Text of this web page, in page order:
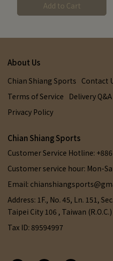
Add to Cart
About Us
Chian Shiang Sports Contact
Terms of Service
Delivery Q&A
Privacy Policy
Chian Shiang Sports
Customer Service Hotline:
Customer service hour: Mon-
Email:
Address: 1F., No. 45, Ln. 151,
Taipei City 106 , Taiwan (R.O.C.)
Tax ID: 89594997